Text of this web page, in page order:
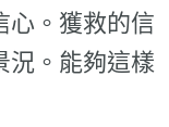
心。獲救的信
況。能夠這樣